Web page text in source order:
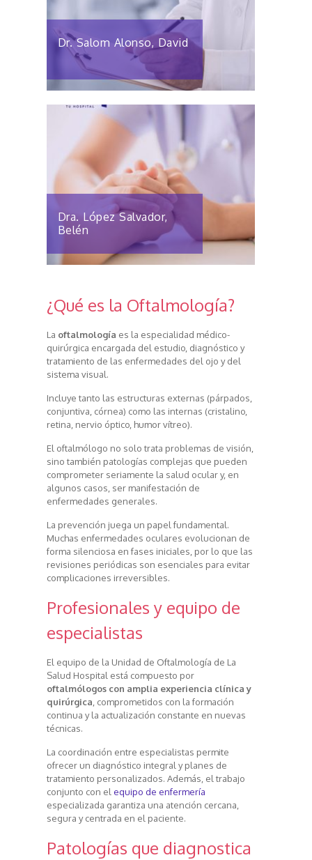
Dr. Salom Alonso, David
Dra. López Salvador,
Belén
¿Qué es la Oftalmología?
La oftalmología es la especialidad médico-
quirúrgica encargada del estudio, diagnóstico y
tratamiento de las enfermedades del ojo y del
sistema visual.
Incluye tanto las estructuras externas (párpados,
conjuntiva, córnea) como las internas (cristalino,
retina, nervio óptico, humor vítreo).
El oftalmólogo no solo trata problemas de visión,
sino también patologías complejas que pueden
comprometer seriamente la salud ocular y, en
algunos casos, ser manifestación de
enfermedades generales.
La prevención juega un papel fundamental.
Muchas enfermedades oculares evolucionan de
forma silenciosa en fases iniciales, por lo que las
revisiones periódicas son esenciales para evitar
complicaciones irreversibles.
Profesionales y equipo de
especialistas
El equipo de la Unidad de Oftalmología de La
Salud Hospital está compuesto por
oftalmólogos con amplia experiencia clínica y
quirúrgica, comprometidos con la formación
continua y la actualización constante en nuevas
técnicas.
La coordinación entre especialistas permite
ofrecer un diagnóstico integral y planes de
tratamiento personalizados. Además, el trabajo
conjunto con el equipo de enfermería
especializada garantiza una atención cercana,
segura y centrada en el paciente.
Patologías que diagnostica